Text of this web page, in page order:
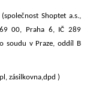
Shoptet a.s.,
00, Praha 6, IČ 289
soudu v Praze, oddíl B
zásilkovna,dpd )